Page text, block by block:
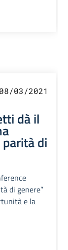
08/03/2021
dà il
di
di genere”
e la